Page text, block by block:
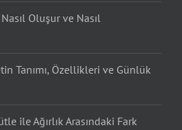
Oluşur ve Nasıl
Tanımı, Özellikleri ve Günlük
ile Ağırlık Arasındaki Fark